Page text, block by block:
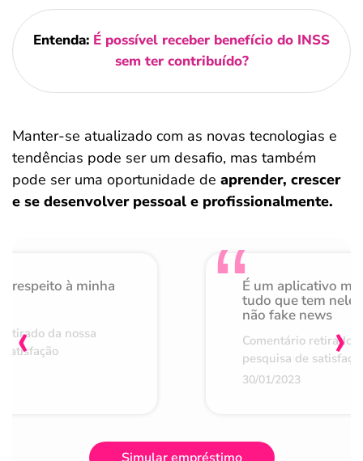
Entenda: É possível receber benefício do INSS
sem ter contribuído?
Manter-se atualizado com as novas tecnologias e
tendências pode ser um desafio, mas também
pode ser uma oportunidade de aprender, crescer
e se desenvolver pessoal e profissionalmente.
respeito à minha
da nossa
É um aplicativo
tudo que tem nele
não fake news
Comentário retirado
pesquisa de
30/01/2023
‹ ›